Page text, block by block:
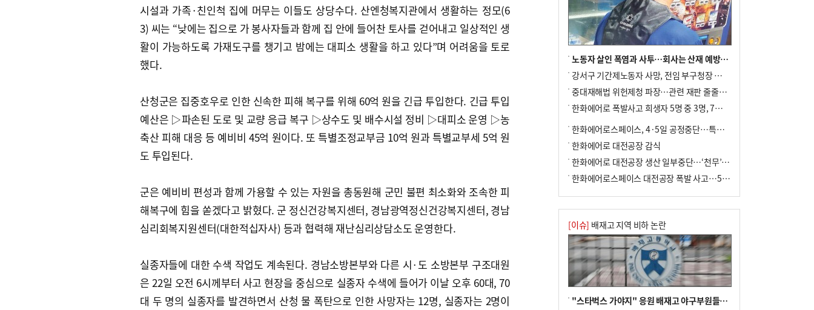
시설과 가족·친인척 집에 머무는 이들도 상당수다. 산엔청복지관에서 생활하는 정모(6
3) 씨는 “낮에는 집으로 가 봉사자들과 함께 집 안에 들어찬 토사를 걷어내고 일상적인 생
활이 가능하도록 가재도구를 챙기고 밤에는 대피소 생활을 하고 있다”며 어려움을 토로
했다.
산청군은 집중호우로 인한 신속한 피해 복구를 위해 60억 원을 긴급 투입한다. 긴급 투입
예산은 ▷파손된 도로 및 교량 응급 복구 ▷상수도 및 배수시설 정비 ▷대피소 운영 ▷농
축산 피해 대응 등 예비비 45억 원이다. 또 특별조정교부금 10억 원과 특별교부세 5억 원
도 투입된다.
군은 예비비 편성과 함께 가용할 수 있는 자원을 총동원해 군민 불편 최소화와 조속한 피
해복구에 힘을 쏟겠다고 밝혔다. 군 정신건강복지센터, 경남광역정신건강복지센터, 경남
심리회복지원센터(대한적십자사) 등과 협력해 재난심리상담소도 운영한다.
실종자들에 대한 수색 작업도 계속된다. 경남소방본부와 다른 시·도 소방본부 구조대원
은 22일 오전 6시께부터 사고 현장을 중심으로 실종자 수색에 들어가 이날 오후 60대, 70
대 두 명의 실종자를 발견하면서 산청 물 폭탄으로 인한 사망자는 12명, 실종자는 2명이
노동자 살인 폭염과 사투…회사는 산재 예방·전기료 절감 전력
강서구 기간제노동자 사망, 전임 부구청장 檢 송치
중대재해법 위헌제청 파장…관련 재판 줄줄이 브레이크
한화에어로 폭발사고 희생자 5명 중 3명, 7일 영면
한화에어로스페이스, 4·5일 공정중단…특별 안전점검
한화에어로 대전공장 감식
한화에어로 대전공장 생산 일부중단…‘천무’ 수출 비상
한화에어로스페이스 대전공장 폭발 사고…5명 사망·2명 부상(종합)
[이슈] 배재고 지역 비하 논란
"스타벅스 가야지" 응원 배재고 야구부원들, 학교서 징계 처분